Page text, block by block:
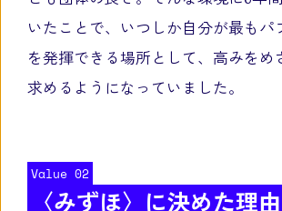
いたことで、いつしか自分が最もパ
を発揮できる場所として、高みをめ
求めるようになっていました。
Value 02
〈みずほ〉に決めた理由